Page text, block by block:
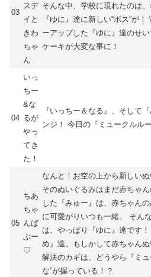
03
スデ
イと
きわ
ちゃ
ん
そんな中、学校に現れたのは
『ゆに』達に新しい“ボス”が
ーアップした『ゆに』達のせ
ケーキが大変な事に！
04
いっ
ちー
&な
るが
やっ
てき
た！
『いっちー＆なる』、そして
ンジ！ 今日の『ミュークルル
05
ちあ
ちゃ
んば
ぶー
♡
なんと！お空の上から新しい
そのぬいぐるみはまだ赤ちゃ
した『みゅー』は、赤ちゃん
に可愛がりいつも一緒。 そん
は、やっぱり『ゆに』達です
め』達。もしかして赤ちゃん
解決のカギは、どうやら『ミ
な”が握っている！？